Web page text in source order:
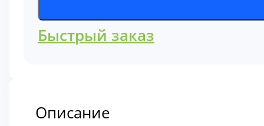
кондиционера
Hitachi
534241-
Быстрый заказ
Описание